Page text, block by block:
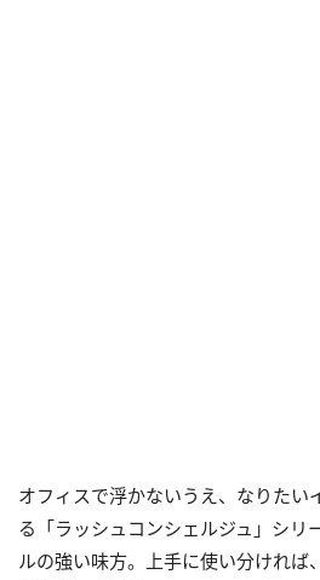
オフィスで浮かないうえ、なりたい
る「ラッシュコンシェルジュ」シリ
ルの強い味方。上手に使い分ければ